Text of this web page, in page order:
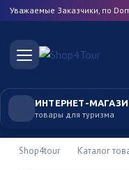
Уважаемые Заказчики, по
ИНТЕРНЕТ-
товары для туризма
Shop4tour Каталог